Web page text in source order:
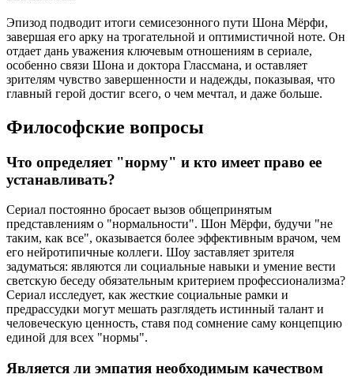
Эпизод подводит итоги семисезонного пути Шона Мёрфи,
завершая его арку на трогательной и оптимистичной ноте. Он
отдает дань уважения ключевым отношениям в сериале,
особенно связи Шона и доктора Глассмана, и оставляет
зрителям чувство завершенности и надежды, показывая, что
главный герой достиг всего, о чем мечтал, и даже больше.
Философские вопросы
Что определяет "норму" и кто имеет право ее
устанавливать?
Сериал постоянно бросает вызов общепринятым
представлениям о "нормальности". Шон Мёрфи, будучи "не
таким, как все", оказывается более эффективным врачом, чем
его нейротипичные коллеги. Шоу заставляет зрителя
задуматься: являются ли социальные навыки и умение вести
светскую беседу обязательным критерием профессионализма?
Сериал исследует, как жесткие социальные рамки и
предрассудки могут мешать разглядеть истинный талант и
человеческую ценность, ставя под сомнение саму концепцию
единой для всех "нормы".
Является ли эмпатия необходимым качеством